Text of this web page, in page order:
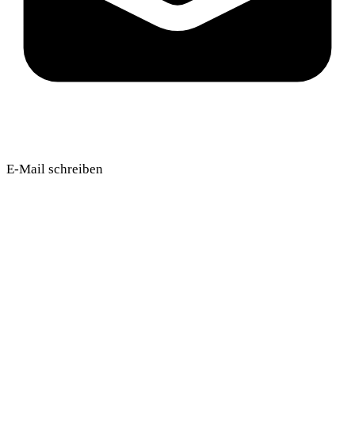
E-Mail schreiben